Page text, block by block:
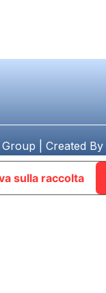
| Created By
sulla raccolta